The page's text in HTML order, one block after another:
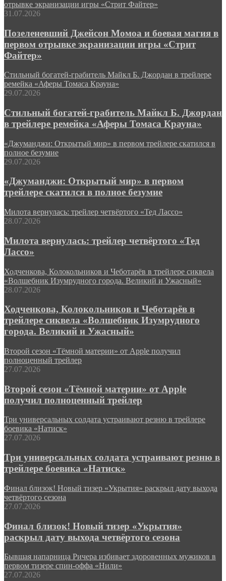
отрывке экранизации игры «Стрит Файтер»
31.07.2026
Позеленевший Джейсон Момоа и боевая магия в
первом отрывке экранизации игры «Стрит
Файтер»
Стильный богатей-грабитель Майкл Б. Джордан в трейлере
ремейка «Аферы Томаса Крауна»
29.07.2026
Стильный богатей-грабитель Майкл Б. Джордан
в трейлере ремейка «Аферы Томаса Крауна»
«Джуманджи: Открытый мир» в первом трейлере скатился в
полное безумие
29.07.2026
«Джуманджи: Открытый мир» в первом
трейлере скатился в полное безумие
Милота вернулась: трейлер четвёртого «Тед Лассо»
28.07.2026
Милота вернулась: трейлер четвёртого «Тед
Лассо»
Ходченкова, Колокольников и Чеботарёв в трейлере сиквела
«Волшебник Изумрудного города. Великий и Ужасный»
28.07.2026
Ходченкова, Колокольников и Чеботарёв в
трейлере сиквела «Волшебник Изумрудного
города. Великий и Ужасный»
Второй сезон «Тёмной материи» от Apple получил
полноценный трейлер
27.07.2026
Второй сезон «Тёмной материи» от Apple
получил полноценный трейлер
Три универсальных солдата устраивают резню в трейлере
боевика «Натиск»
27.07.2026
Три универсальных солдата устраивают резню в
трейлере боевика «Натиск»
Финал близок! Новый тизер «Укрытия» раскрыл дату выхода
четвёртого сезона
27.07.2026
Финал близок! Новый тизер «Укрытия»
раскрыл дату выхода четвёртого сезона
Бывшая напарница Ричера избивает здоровенных мужиков в
первом тизере спин-оффа «Нили»
27.07.2026